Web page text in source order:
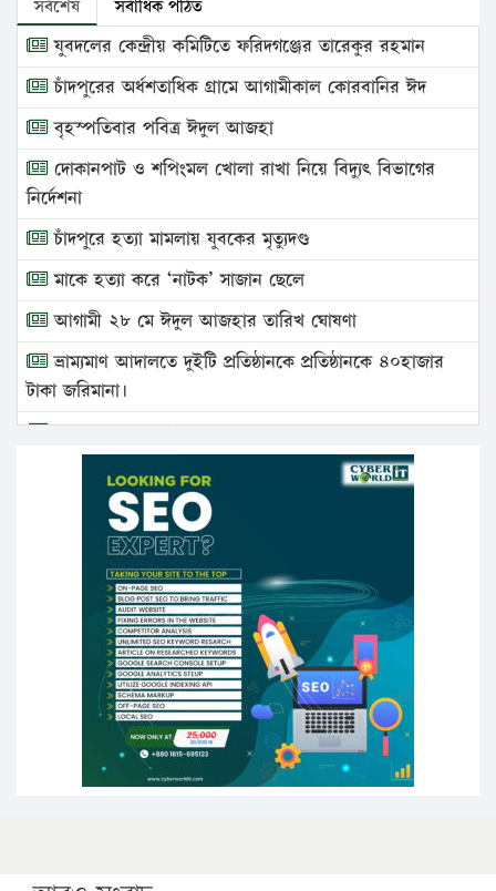
সর্বশেষ সর্বাধিক পঠিত
যুবদলের কেন্দ্রীয় কমিটিতে ফরিদগঞ্জের তারেকুর রহমান
চাঁদপুরের অর্ধশতাধিক গ্রামে আগামীকাল কোরবানির ঈদ
বৃহস্পতিবার পবিত্র ঈদুল আজহা
দোকানপাট ও শপিংমল খোলা রাখা নিয়ে বিদ্যুৎ বিভাগের
নির্দেশনা
চাঁদপুরে হত্যা মামলায় যুবকের মৃত্যুদণ্ড
মাকে হত্যা করে ‘নাটক’ সাজান ছেলে
আগামী ২৮ মে ঈদুল আজহার তারিখ ঘোষণা
ভ্রাম্যমাণ আদালতে দুইটি প্রতিষ্ঠানকে প্রতিষ্ঠানকে ৪০হাজার
টাকা জরিমানা।
এবার লঞ্চের ভাড়া বাড়ল
১৭ থেকে ২১ শতাংশ বিদ্যুতের দাম বাড়ানোর প্রস্তাব পিডিবির
১৬ মে চাঁদপুর ও ২৫ মে ফেনী সফরে যাবেন প্রধানমন্ত্রী
উচ্চশিক্ষায় গৌরবময় অর্জন: পূর্ণ স্কলারশিপে যুক্তরাষ্ট্রে
পিএইচডি করছেন কুয়েটের কৃতি…
সারা দেশে বজ্রাঘাতে ১৪ জনের প্রাণহানি
কঠোর হচ্ছে এসএসসি ও এইচএসসি পরীক্ষা
ফরিদগঞ্জে আগুনে পুড়লো ৬ ব্যবসা প্রতিষ্ঠান